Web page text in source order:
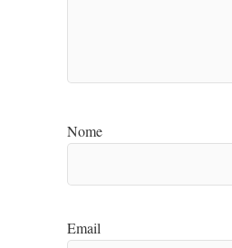
Nome
Email